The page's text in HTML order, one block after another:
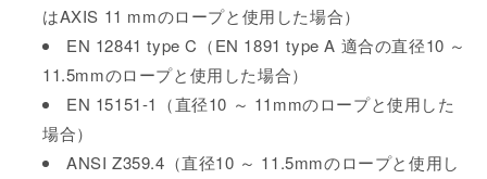
はAXIS 11 mmのロープと使用した場合）
EN 12841 type C（EN 1891 type A 適合の直径10 ～
11.5mmのロープと使用した場合）
EN 15151-1（直径10 ～ 11mmのロープと使用した
場合）
ANSI Z359.4（直径10 ～ 11.5mmのロープと使用し